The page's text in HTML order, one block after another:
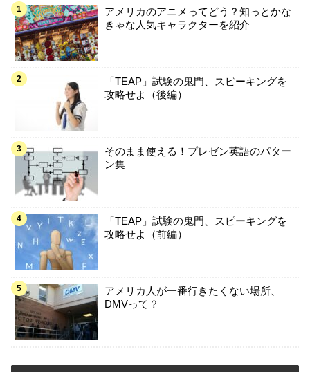
アメリカのアニメってどう？知っとかな
きゃな人気キャラクターを紹介
「TEAP」試験の鬼門、スピーキングを
攻略せよ（後編）
そのまま使える！プレゼン英語のパター
ン集
「TEAP」試験の鬼門、スピーキングを
攻略せよ（前編）
アメリカ人が一番行きたくない場所、
DMVって？